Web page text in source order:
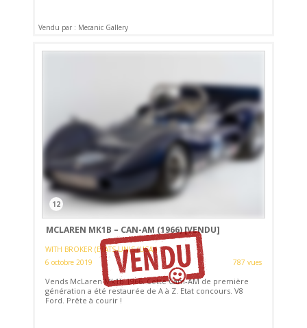
Vendu par : Mecanic Gallery
12
MCLAREN MK1B – CAN-AM (1966)[VENDU]
WITH BROKER (ETATS-UNIS (USA))
6 octobre 2019
787 vues
Vends McLaren Mk1b 1966. Cette Cam-AM de première
génération a été restaurée de A à Z. Etat concours. V8
Ford. Prête à courir !